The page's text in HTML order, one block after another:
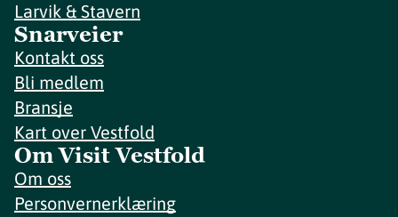
Larvik & Stavern
Snarveier
Kontakt oss
Bli medlem
Bransje
Kart over Vestfold
Om Visit Vestfold
Om oss
Personvernerklæring